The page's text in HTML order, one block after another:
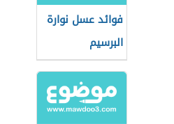
فوائد عسل نوارة
البرسيم